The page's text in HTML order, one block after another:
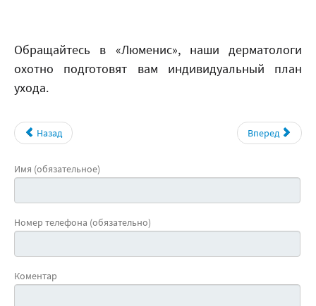
Обращайтесь в «Люменис», наши дерматологи
охотно подготовят вам индивидуальный план
ухода.
Назад Вперед
Имя (обязательное)
Номер телефона (обязательно)
Коментар